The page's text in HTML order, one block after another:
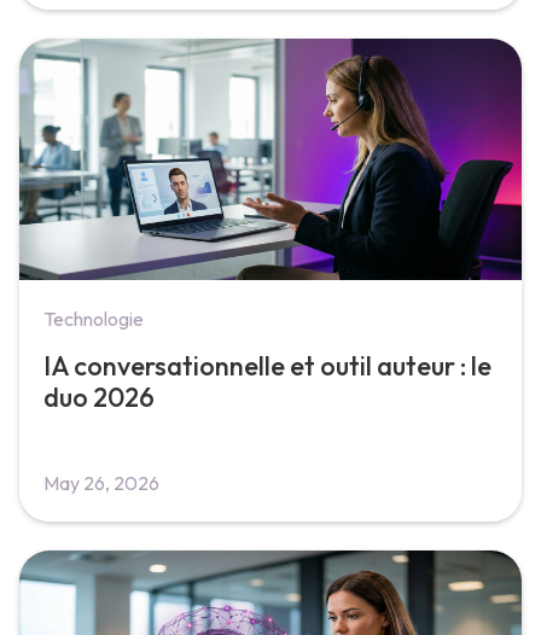
Technologie
IA conversationnelle et outil auteur : le
duo 2026
May 26, 2026